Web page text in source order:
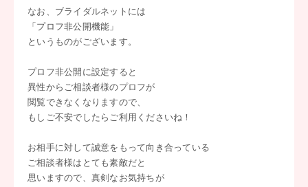
なお、ブライダルネットには
「プロフ非公開機能」
というものがございます。
プロフ非公開に設定すると
異性からご相談者様のプロフが
閲覧できなくなりますので、
もしご不安でしたらご利用くださいね！
お相手に対して誠意をもって向き合っている
ご相談者様はとても素敵だと
思いますので、真剣なお気持ちが